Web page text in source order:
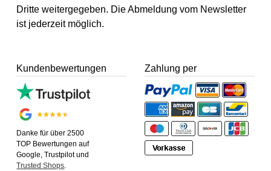
Dritte weitergegeben. Die Abmeldung vom Newsletter
ist jederzeit möglich.
Kundenbewertungen
Danke für über 2500
TOP Bewertungen auf
Google, Trustpilot und
Trusted Shops.
Zahlung per